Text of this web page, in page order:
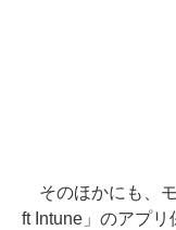
そのほかにも、
ft Intune」のアプ